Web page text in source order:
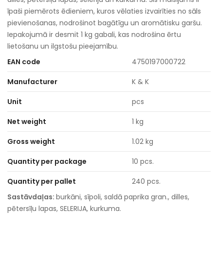
īpaši piemērots ēdieniem, kuros vēlaties izvairīties no sāls
pievienošanas, nodrošinot bagātīgu un aromātisku garšu.
Iepakojumā ir desmit 1 kg gabali, kas nodrošina ērtu
lietošanu un ilgstošu pieejamību.
EAN code
4750197000722
Manufacturer K & K
Unit pcs
Net weight 1 kg
Gross weight 1.02 kg
Quantity per package 10 pcs.
Quantity per pallet
240 pcs.
Sastāvdaļas: burkāni, sīpoli, saldā paprika gran., dilles,
pētersīļu lapas, SELERIJA, kurkuma.